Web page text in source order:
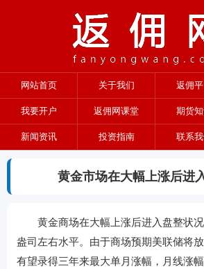
网站首页 关于我们 返佣
我要开户 返佣网课堂 期货
新闻资讯 投资指南 联系
黄金市场在大幅上涨后进
黄金商场在大幅上涨后进入盘整状况
盎司左右水平。由于商场预期美联储将
有望录得三年来最大单月涨幅，月线涨